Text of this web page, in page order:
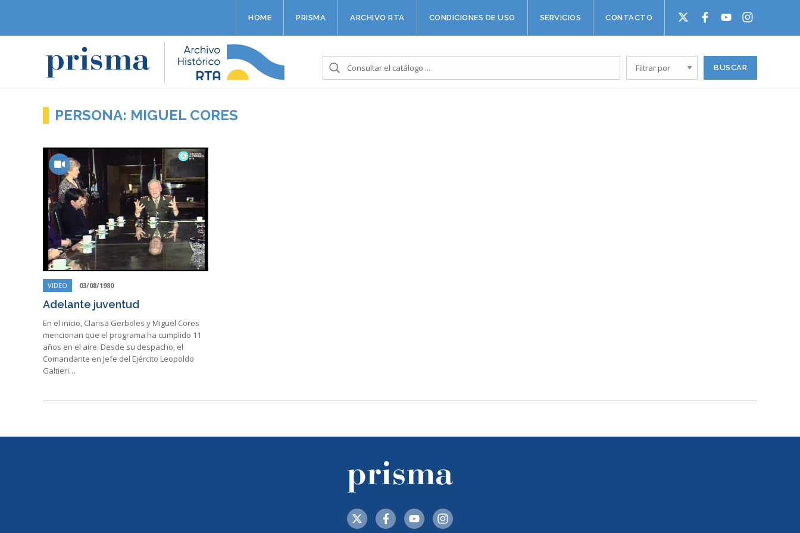
HOME PRISMA ARCHIVO RTA CONDICIONES DE USO SERVICIOS CONTACTO
PERSONA: MIGUEL CORES
VIDEO 03/08/1980
Adelante juventud
En el inicio, Clarisa Gerboles y Miguel Cores
mencionan que el programa ha cumplido 11
años en el aire. Desde su despacho, el
Comandante en Jefe del Ejército Leopoldo
Galtieri…